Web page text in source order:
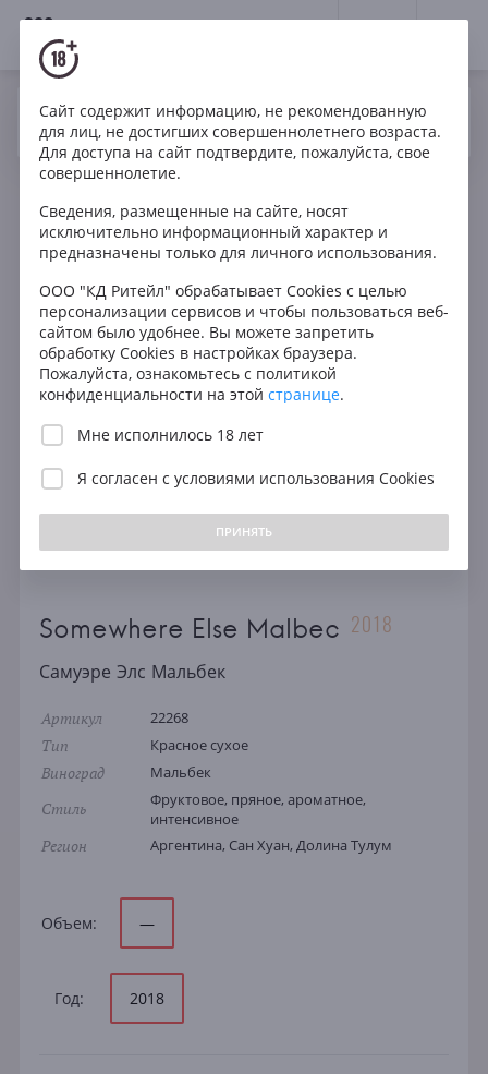
18+
Ваш город Москва ? Да
Вино Красное Сухое
Аргентина
Somewhere Else Malbec
Somewhere Else Malbec 2018
Самуэре Элс Мальбек
Артикул 22268
Тип Красное сухое
Виноград Мальбек
Стиль
Фруктовое, пряное, ароматное,
интенсивное
Регион Аргентина, Сан Хуан, Долина Тулум
Объем: —
Год: 2018
Сайт содержит информацию, не рекомендованную
для лиц, не достигших совершеннолетнего возраста.
Для доступа на сайт подтвердите, пожалуйста, свое
совершеннолетие.
Сведения, размещенные на сайте, носят
исключительно информационный характер и
предназначены только для личного использования.
ООО "КД Ритейл" обрабатывает Cookies с целью
персонализации сервисов и чтобы пользоваться веб-
сайтом было удобнее. Вы можете запретить
обработку Cookies в настройках браузера.
Пожалуйста, ознакомьтесь с политикой
конфиденциальности на этой странице.
Мне исполнилось 18 лет
Я согласен с условиями использования Cookies
ПРИНЯТЬ